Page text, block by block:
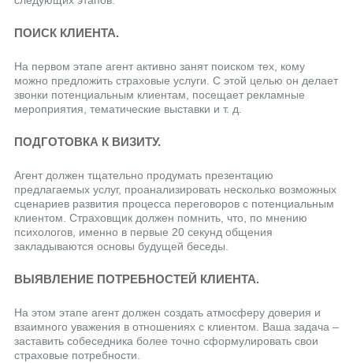
ПОИСК КЛИЕНТА.
На первом этапе агент активно занят поиском тех, кому
можно предложить страховые услуги. С этой целью он делает
звонки потенциальным клиентам, посещает рекламные
мероприятия, тематические выставки и т. д.
ПОДГОТОВКА К ВИЗИТУ.
Агент должен тщательно продумать презентацию
предлагаемых услуг, проанализировать несколько возможных
сценариев развития процесса переговоров с потенциальным
клиентом. Страховщик должен помнить, что, по мнению
психологов, именно в первые 20 секунд общения
закладываются основы будущей беседы.
ВЫЯВЛЕНИЕ ПОТРЕБНОСТЕЙ КЛИЕНТА.
На этом этапе агент должен создать атмосферу доверия и
взаимного уважения в отношениях с клиентом. Ваша задача –
заставить собеседника более точно сформулировать свои
страховые потребности.